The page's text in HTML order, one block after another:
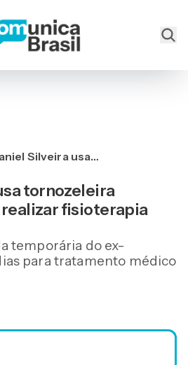
Silveira usa
realizar fisioterapia
da prisão
tornozeleira
fisioterapia
temporária do ex-
para tratamento médico